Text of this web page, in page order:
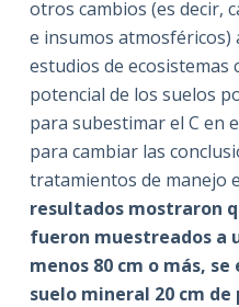
otros cambios (es decir,
e insumos
estudios de ecosistemas
potencial de los suelos
para subestimar el C en
para cambiar las
tratamientos de manejo
resultados mostraron
fueron muestreados a
menos 80 cm o más,
suelo mineral 20 cm